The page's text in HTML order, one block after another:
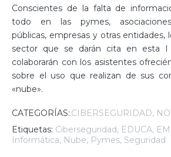
Conscientes de la falta de
todo en las pymes,
públicas, empresas y otras entidades,
sector que se darán cita en esta I
colaborarán con los asistentes
sobre el uso que realizan de sus
«nube».
CATEGORÍAS: CIBERSEGURIDAD
Etiquetas: Ciberseguridad, EDUCA,
Informática, Nube, Pymes, Seguridad